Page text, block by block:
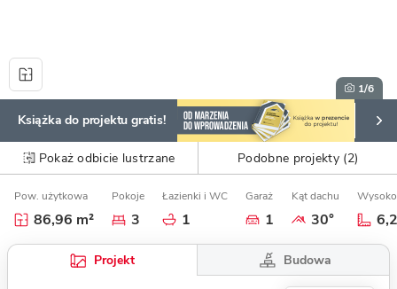
1/6
Książka do projektu gratis!
Pokaż odbicie lustrzane Podobne projekty (2)
Pow. użytkowa
86,96 m²
Pokoje
3
Łazienki i WC
1
Garaż
1
Kąt dachu
30°
Projekt Budowa